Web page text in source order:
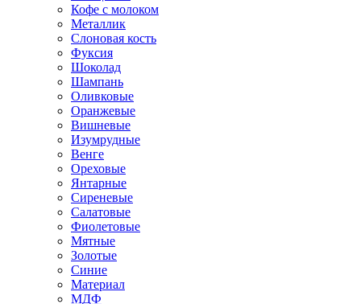
Кофе с молоком
Металлик
Слоновая кость
Фуксия
Шоколад
Шампань
Оливковые
Оранжевые
Вишневые
Изумрудные
Венге
Ореховые
Янтарные
Сиреневые
Салатовые
Фиолетовые
Мятные
Золотые
Синие
Материал
МДФ